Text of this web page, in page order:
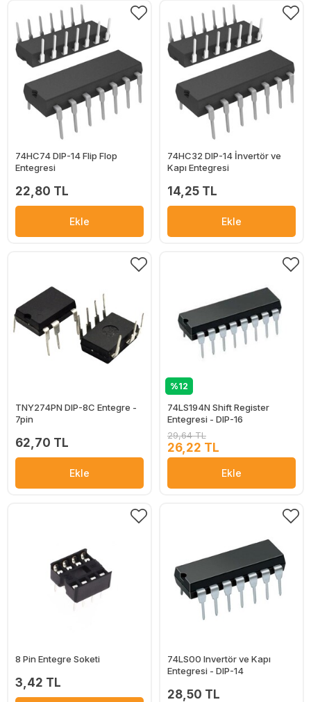
74HC74 DIP-14 Flip Flop
Entegresi
22,80 TL
Ekle
74HC32 DIP-14 İnvertör ve
Kapı Entegresi
14,25 TL
Ekle
TNY274PN DIP-8C Entegre -
7pin
62,70 TL
Ekle
%12
74LS194N Shift Register
Entegresi - DIP-16
29,64 TL
26,22 TL
Ekle
8 Pin Entegre Soketi
3,42 TL
74LS00 Invertör ve Kapı
Entegresi - DIP-14
28,50 TL